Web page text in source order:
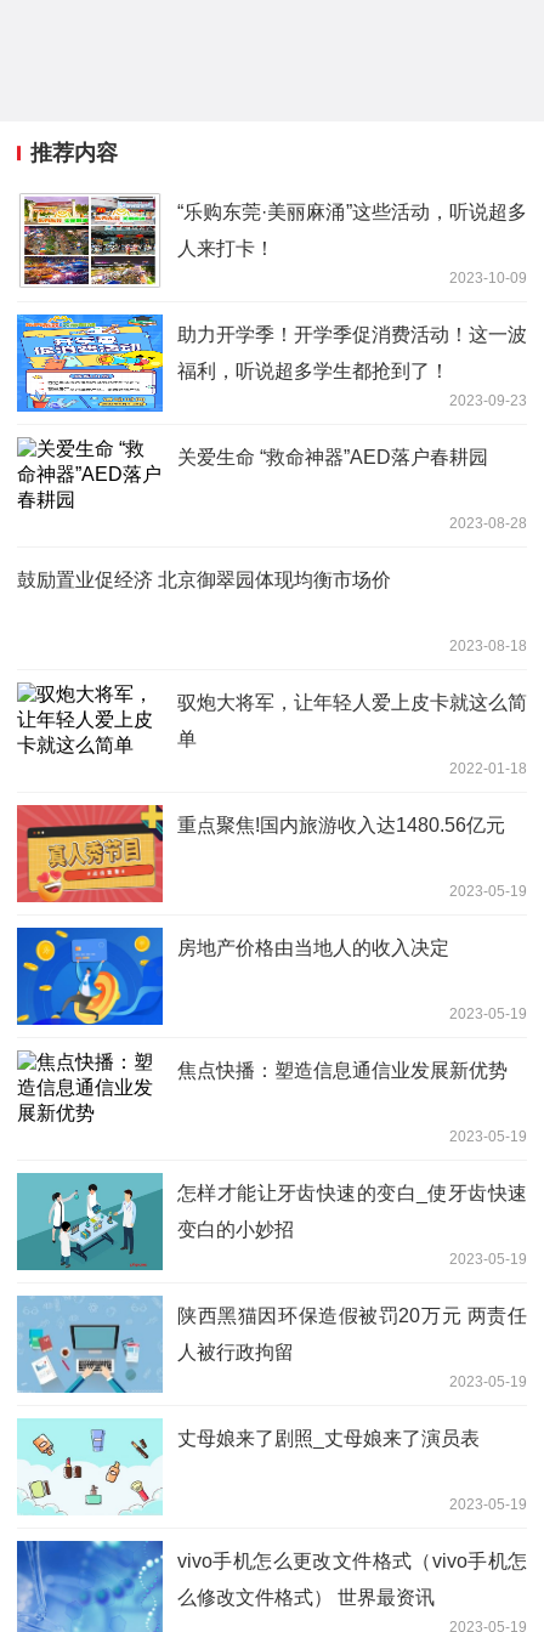
推荐内容
“乐购东莞·美丽麻涌”这些活动，听说超多
人来打卡！
2023-10-09
助力开学季！开学季促消费活动！这一波
福利，听说超多学生都抢到了！
2023-09-23
关爱生命 “救命神器”AED落户春耕园
2023-08-28
鼓励置业促经济 北京御翠园体现均衡市场价
2023-08-18
驭炮大将军，让年轻人爱上皮卡就这么简
单
2022-01-18
重点聚焦!国内旅游收入达1480.56亿元
2023-05-19
房地产价格由当地人的收入决定
2023-05-19
焦点快播：塑造信息通信业发展新优势
2023-05-19
怎样才能让牙齿快速的变白_使牙齿快速
变白的小妙招
2023-05-19
陕西黑猫因环保造假被罚20万元 两责任
人被行政拘留
2023-05-19
丈母娘来了剧照_丈母娘来了演员表
2023-05-19
vivo手机怎么更改文件格式（vivo手机怎
么修改文件格式） 世界最资讯
2023-05-19